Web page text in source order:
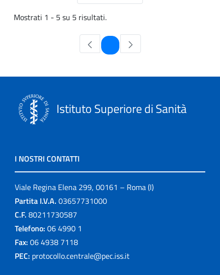
Mostrati 1 - 5 su 5 risultati.
Pagina
Istituto Superiore di Sanità
I NOSTRI CONTATTI
Viale Regina Elena 299, 00161 – Roma (I)
Partita I.V.A. 03657731000
C.F. 80211730587
Telefono: 06 4990 1
Fax: 06 4938 7118
PEC: protocollo.centrale@pec.iss.it